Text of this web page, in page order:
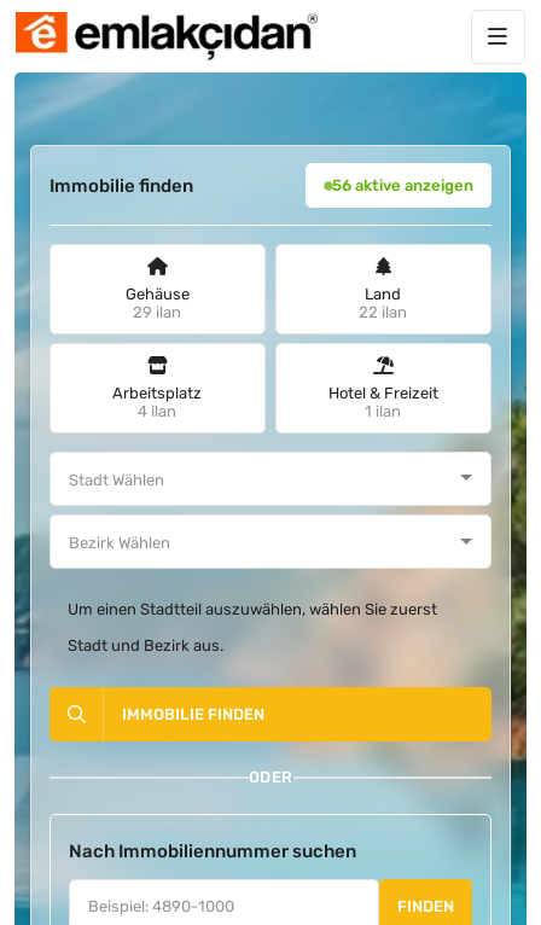
Immobilie finden 56 aktive anzeigen
Gehäuse
29 ilan
Land
22 ilan
Arbeitsplatz
4 ilan
Hotel & Freizeit
1 ilan
Um einen Stadtteil auszuwählen, wählen Sie zuerst
Stadt und Bezirk aus.
IMMOBILIE FINDEN
ODER
Nach Immobiliennummer suchen
FINDEN